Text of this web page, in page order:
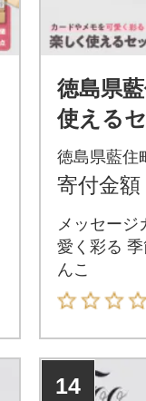
徳島県
使える
こ 季節
徳島県藍住
寄付金額
メッセージ
愛く彩る
んこ
14